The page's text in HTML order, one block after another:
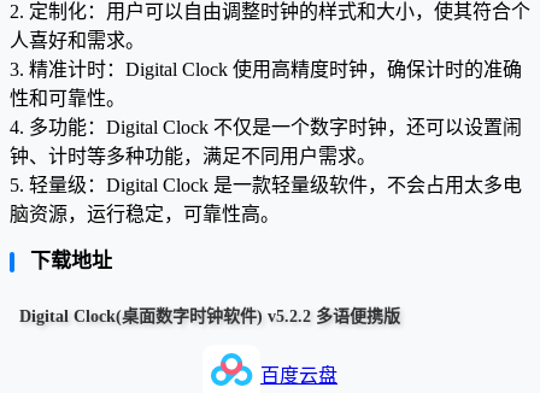
2. 定制化：用户可以自由调整时钟的样式和大小，使其符合个
人喜好和需求。
3. 精准计时：Digital Clock 使用高精度时钟，确保计时的准确
性和可靠性。
4. 多功能：Digital Clock 不仅是一个数字时钟，还可以设置闹
钟、计时等多种功能，满足不同用户需求。
5. 轻量级：Digital Clock 是一款轻量级软件，不会占用太多电
脑资源，运行稳定，可靠性高。
下载地址
Digital Clock(桌面数字时钟软件) v5.2.2 多语便携版
百度云盘